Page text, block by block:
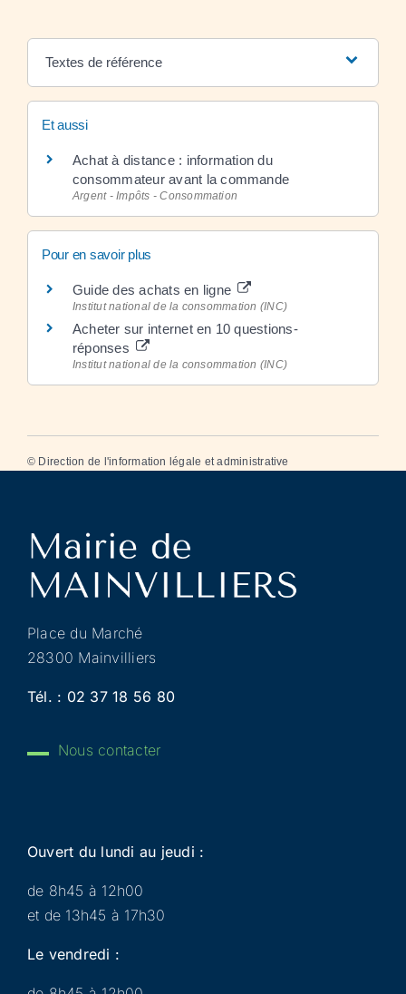
Textes de référence
Et aussi
Achat à distance : information du
consommateur avant la commande
Argent - Impôts - Consommation
Pour en savoir plus
Guide des achats en ligne
Institut national de la consommation (INC)
Acheter sur internet en 10 questions-
réponses
Institut national de la consommation (INC)
© Direction de l'information légale et administrative
Place du Marché
28300 Mainvilliers
Tél. : 02 37 18 56 80
Nous contacter
Ouvert du lundi au jeudi :
de 8h45 à 12h00
et de 13h45 à 17h30
Le vendredi :